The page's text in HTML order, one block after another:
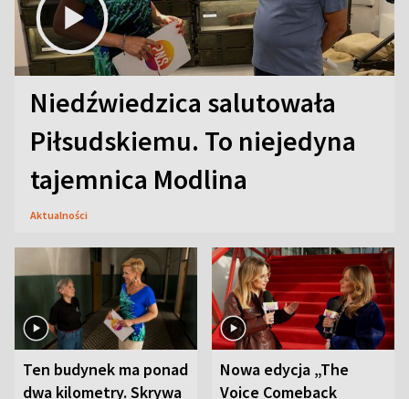
Niedźwiedzica salutowała
Piłsudskiemu. To niejedyna
tajemnica Modlina
Aktualności
Ten budynek ma ponad
dwa kilometry. Skrywa
Nowa edycja „The
Voice Comeback